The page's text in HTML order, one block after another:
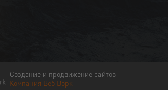
Создание и продвижение сайтов
Компания Веб Ворк